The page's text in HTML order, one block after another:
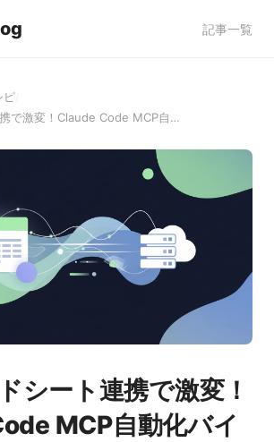
記事一覧
ピ
で激変！Claude Code MCP自…
シート連携で激変！
MCP自動化バイ